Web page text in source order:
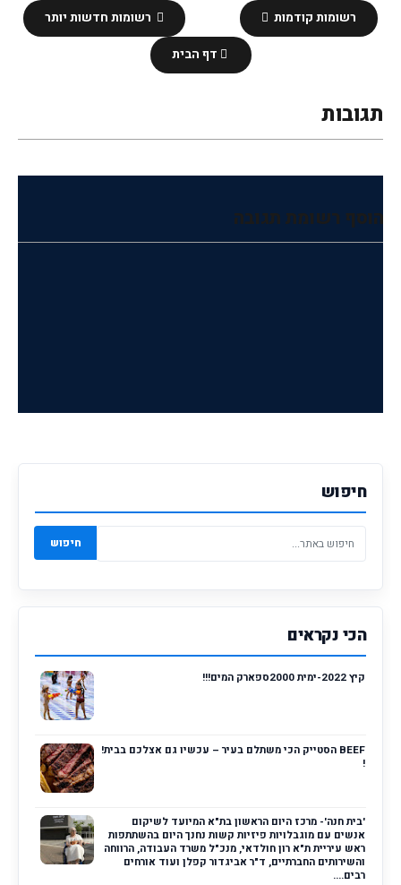
רשומות חדשות יותר רשומות קודמות
דף הבית
תגובות
הוסף רשומת תגובה
חיפוש
חיפוש
הכי נקראים
קיץ 2022-ימית 2000ספארק המים!!!
BEEF הסטייק הכי משתלם בעיר – עכשיו גם אצלכם בבית!
!
'בית חנה'- מרכז היום הראשון בת"א המיועד לשיקום
אנשים עם מוגבלויות פיזיות קשות נחנך היום בהשתתפות
ראש עיריית ת"א רון חולדאי, מנכ"ל משרד העבודה, הרווחה
והשירותים החברתיים, ד"ר אביגדור קפלן ועוד אורחים
רבים....